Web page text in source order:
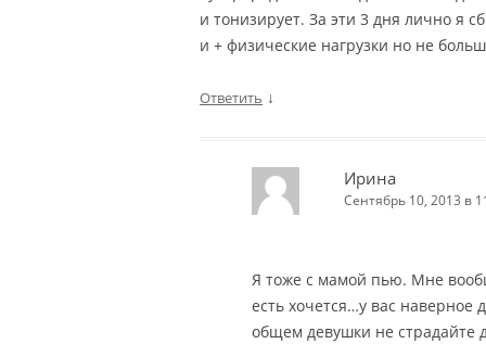
и тонизирует. За эти 3 дня лично я
и + физические нагрузки но не
Ответить ↓
Ирина
Сентябрь 10, 2013 в
Я тоже с мамой пью. Мне
есть хочется…у вас наверное
общем девушки не страдайте